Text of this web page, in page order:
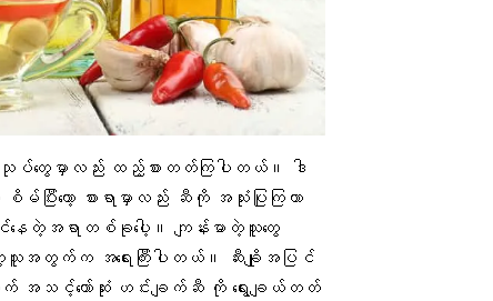
တွေမှာလည်း ထည့်စားတတ်ကြပါတယ်။ ဒါ
ပြီးတော့ စားရာမှာလည်း ဆီကို အသုံးပြုကြတာ
နေတဲ့အရာတစ်ခုပေါ့။ ကျန်းမာတဲ့သူတွေ
တွက်က အရေးကြီးပါတယ်။
ဆီးချို အပြင်
က် အသင့်တော်ဆုံး ဟင်းချက်ဆီ ကို ရွေးချယ်တတ်